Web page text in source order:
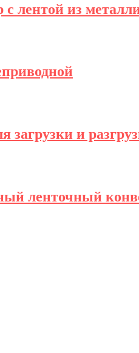
лентой из
и
ленточный